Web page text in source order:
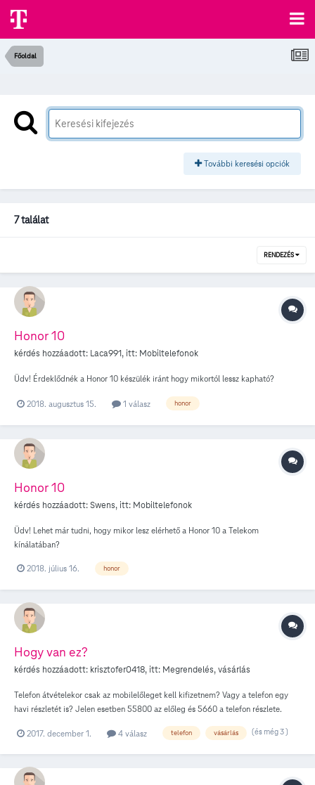
Főoldal
További keresési opciók
7 találat
RENDEZÉS
Honor 10
kérdés hozzáadott: Laca991, itt: Mobiltelefonok
Üdv! Érdeklődnék a Honor 10 készülék iránt hogy mikortól lessz kapható?
2018. augusztus 15. 1 válasz honor
Honor 10
kérdés hozzáadott:Swens, itt: Mobiltelefonok
Üdv! Lehet már tudni, hogy mikor lesz elérhető a Honor 10 a Telekom
kínálatában?
2018. július 16. honor
Hogy van ez?
kérdés hozzáadott: krisztofer0418, itt: Megrendelés, vásárlás
Telefon átvételekor csak az mobilelőleget kell kifizetnem? Vagy a telefon egy
havi részletét is? Jelen esetben 55800 az előleg és 5660 a telefon részlete.
2017. december 1. 4 válasz telefon vásárlás (és még 3 )